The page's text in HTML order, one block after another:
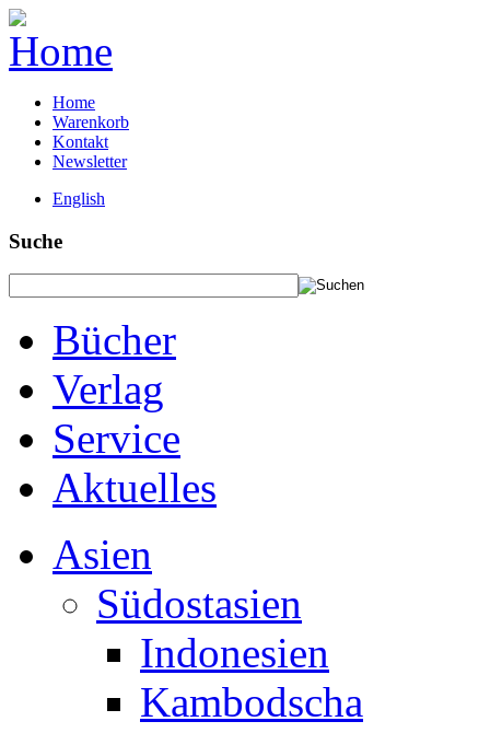
Home
Warenkorb
Kontakt
Newsletter
English
Suche
Bücher
Verlag
Service
Aktuelles
Asien
Südostasien
Indonesien
Kambodscha